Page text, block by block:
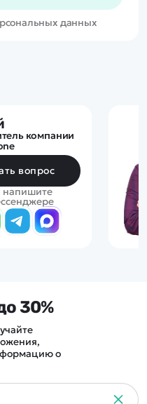
данных
компании
вопрос
напишите
30%
о